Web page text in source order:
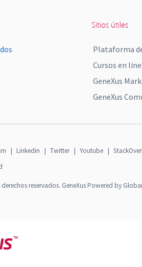
Sitios útiles
Plataforma
Cursos en
GeneXus
GeneXus
| Linkedin | Twitter | Youtube |
reservados. GeneXus Powered by